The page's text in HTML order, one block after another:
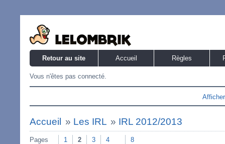
Retour au site Accueil Règles
Vous n'êtes pas connecté.
Accueil » Les IRL » IRL 2012/2013
Pages 1 2 3 4 8